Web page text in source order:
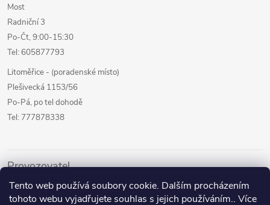
Tento web používá soubory cookie. Dalším procházením
tohoto webu vyjadřujete souhlas s jejich používáním.. Více
Most
Radniční 3
Po-Čt, 9:00-15:30
Tel: 605877793
Litoměřice - (poradenské místo)
Plešivecká 1153/56
Po-Pá, po tel dohodě
Tel: 777878338
Provozovatel
Internetový prodej